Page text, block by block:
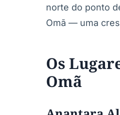
norte do ponto
Omã — uma
Os
Omã